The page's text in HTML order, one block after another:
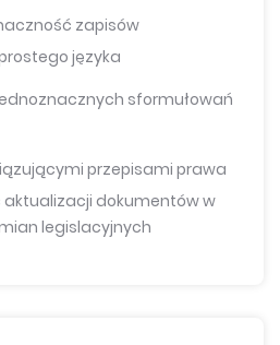
zapisów
języka
sformułowań
przepisami prawa
aktualizacji dokumentów w
legislacyjnych